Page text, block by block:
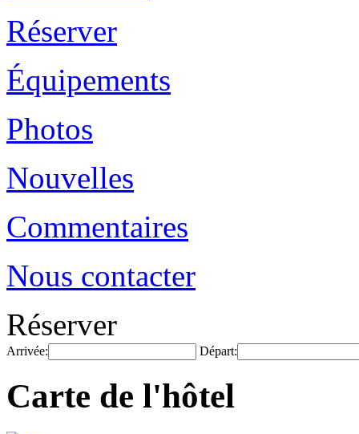
Réserver
Équipements
Photos
Nouvelles
Commentaires
Nous contacter
Réserver
Arrivée: Départ:
Carte de l'hôtel